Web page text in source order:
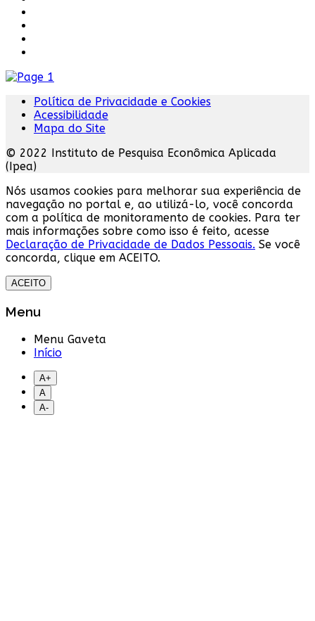
Política de Privacidade e Cookies
Acessibilidade
Mapa do Site
© 2022 Instituto de Pesquisa Econômica Aplicada
(Ipea)
Nós usamos cookies para melhorar sua experiência de
navegação no portal e, ao utilizá-lo, você concorda
com a política de monitoramento de cookies. Para ter
mais informações sobre como isso é feito, acesse
Declaração de Privacidade de Dados Pessoais. Se você
concorda, clique em ACEITO.
ACEITO
Menu
Menu Gaveta
Início
A+
A
A-